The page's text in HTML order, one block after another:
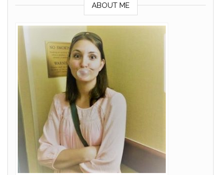
ABOUT ME